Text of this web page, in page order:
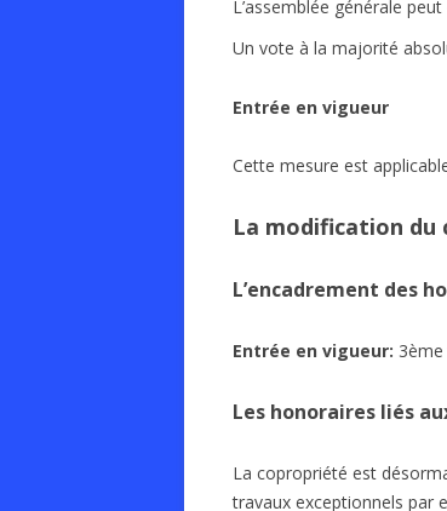
L’assemblée générale
Un vote à la majorité
Entrée en vigueur
Cette mesure est
La modification du
L’encadrement des
Entrée en vigueur:
Les honoraires liés
La copropriété est
travaux exceptionnels par